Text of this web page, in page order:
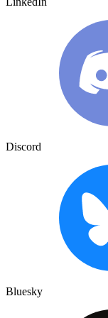
Discord
Bluesky